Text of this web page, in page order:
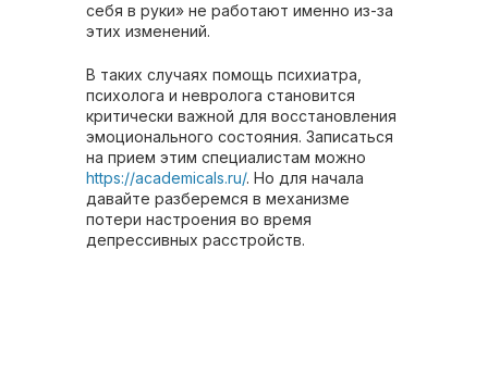
себя в руки» не работают именно из-за
этих изменений.
В таких случаях помощь психиатра,
психолога и невролога становится
критически важной для восстановления
эмоционального состояния. Записаться
на прием этим специалистам можно
https://academicals.ru/. Но для начала
давайте разберемся в механизме
потери настроения во время
депрессивных расстройств.